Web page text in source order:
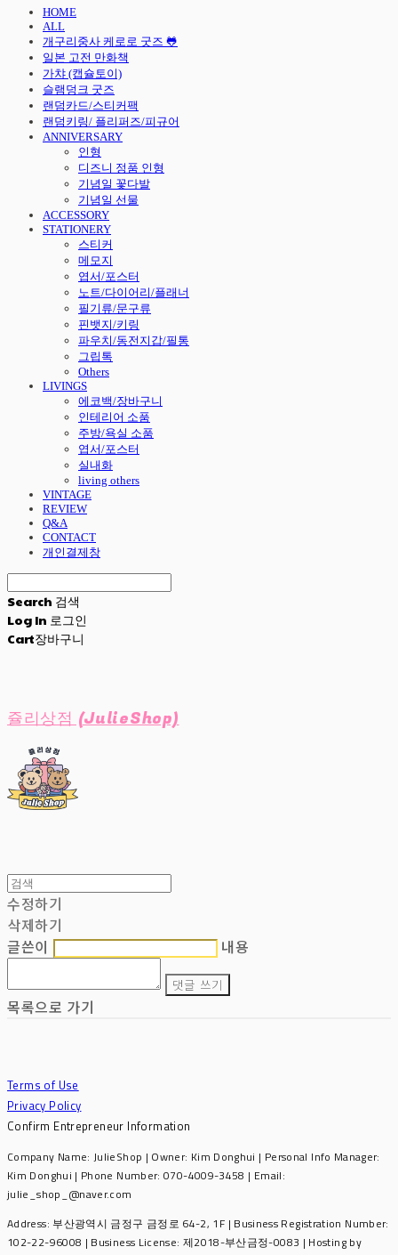
HOME
ALL
개구리중사 케로로 굿즈 🐸
일본 고전 만화책
가챠 (캡슐토이)
슬램덩크 굿즈
랜덤카드/스티커팩
랜덤키링/ 플리퍼즈/피규어
ANNIVERSARY
인형
디즈니 정품 인형
기념일 꽃다발
기념일 선물
ACCESSORY
STATIONERY
스티커
메모지
엽서/포스터
노트/다이어리/플래너
필기류/문구류
핀뱃지/키링
파우치/동전지갑/필통
그립톡
Others
LIVINGS
에코백/장바구니
인테리어 소품
주방/욕실 소품
엽서/포스터
실내화
living others
VINTAGE
REVIEW
Q&A
CONTACT
개인결제창
Search 검색
Log In 로그인
Cart장바구니
쥴리상점 (JulieShop)
수정하기
삭제하기
글쓴이
내용
댓글 쓰기
목록으로 가기
Terms of Use
Privacy Policy
Confirm Entrepreneur Information
Company Name: JulieShop | Owner: Kim Donghui | Personal Info Manager:
Kim Donghui | Phone Number: 070-4009-3458 | Email:
julie_shop_@naver.com
Address: 부산광역시 금정구 금정로 64-2, 1F | Business Registration Number:
102-22-96008 | Business License: 제2018-부산금정-0083 | Hosting by